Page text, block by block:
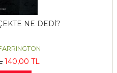
NE DEDİ?
140,00 TL